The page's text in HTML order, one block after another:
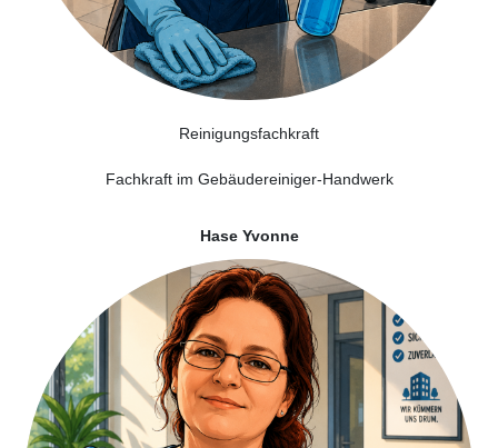
Reinigungsfachkraft
Fachkraft im Gebäudereiniger-Handwerk
Hase Yvonne